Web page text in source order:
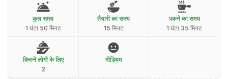
कुल समय
1 घंटा 50 मिनट
तैयारी का समय
15 मिनट
पकने का समय
1 घंटा 35 मिनट
कितने लोगों के लिए
2
मीडियम